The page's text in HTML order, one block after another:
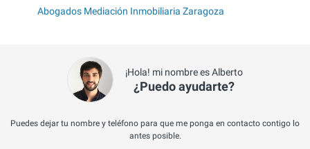
Abogados Mediación Inmobiliaria Zaragoza
¡Hola! mi nombre es Alberto
¿Puedo ayudarte?
Puedes dejar tu nombre y teléfono para que me ponga en contacto contigo lo
antes posible.